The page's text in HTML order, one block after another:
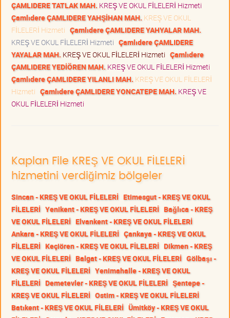
ÇAMLIDERE TATLAK MAH. KREŞ VE OKUL FİLELERİ Hizmeti
Çamlıdere ÇAMLIDERE YAHŞİHAN MAH. KREŞ VE OKUL
FİLELERİ Hizmeti Çamlıdere ÇAMLIDERE YAHYALAR MAH.
KREŞ VE OKUL FİLELERİ Hizmeti Çamlıdere ÇAMLIDERE
YAYALAR MAH. KREŞ VE OKUL FİLELERİ Hizmeti Çamlıdere
ÇAMLIDERE YEDİÖREN MAH. KREŞ VE OKUL FİLELERİ Hizmeti
Çamlıdere ÇAMLIDERE YILANLI MAH. KREŞ VE OKUL FİLELERİ
Hizmeti Çamlıdere ÇAMLIDERE YONCATEPE MAH. KREŞ VE
OKUL FİLELERİ Hizmeti
Kaplan File KREŞ VE OKUL FİLELERİ
hizmetini verdiğimiz bölgeler
Sincan - KREŞ VE OKUL FİLELERİ Etimesgut - KREŞ VE OKUL
FİLELERİ Yenikent - KREŞ VE OKUL FİLELERİ Bağlıca - KREŞ
VE OKUL FİLELERİ Elvankent - KREŞ VE OKUL FİLELERİ
Ankara - KREŞ VE OKUL FİLELERİ Çankaya - KREŞ VE OKUL
FİLELERİ Keçiören - KREŞ VE OKUL FİLELERİ Dikmen - KREŞ
VE OKUL FİLELERİ Balgat - KREŞ VE OKUL FİLELERİ Gölbaşı -
KREŞ VE OKUL FİLELERİ Yenimahalle - KREŞ VE OKUL
FİLELERİ Demetevler - KREŞ VE OKUL FİLELERİ Şentepe -
KREŞ VE OKUL FİLELERİ Ostim - KREŞ VE OKUL FİLELERİ
Batıkent - KREŞ VE OKUL FİLELERİ Ümitköy - KREŞ VE OKUL